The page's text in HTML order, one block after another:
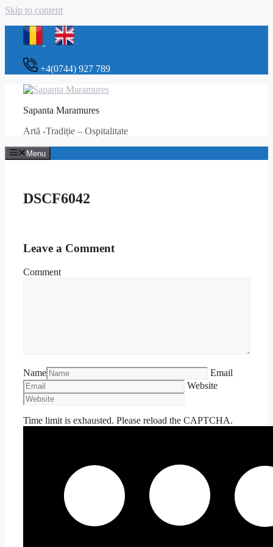
Skip to content
+4(0744) 927 789
Sapanta Maramures
Artă -Tradiție – Ospitalitate
Menu
DSCF6042
Leave a Comment
Comment
Name
Email
Website
Time limit is exhausted. Please reload the CAPTCHA.